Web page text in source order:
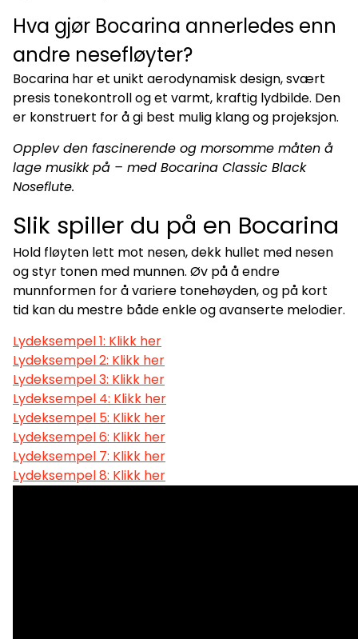
Hva gjør Bocarina annerledes enn
andre nesefløyter?
Bocarina har et unikt aerodynamisk design, svært
presis tonekontroll og et varmt, kraftig lydbilde. Den
er konstruert for å gi best mulig klang og projeksjon.
Opplev den fascinerende og morsomme måten å
lage musikk på – med Bocarina Classic Black
Noseflute.
Slik spiller du på en Bocarina
Hold fløyten lett mot nesen, dekk hullet med nesen
og styr tonen med munnen. Øv på å endre
munnformen for å variere tonehøyden, og på kort
tid kan du mestre både enkle og avanserte melodier.
Lydeksempel 1: Klikk her
Lydeksempel 2: Klikk her
Lydeksempel 3: Klikk her
Lydeksempel 4: Klikk her
Lydeksempel 5: Klikk her
Lydeksempel 6: Klikk her
Lydeksempel 7: Klikk her
Lydeksempel 8: Klikk her